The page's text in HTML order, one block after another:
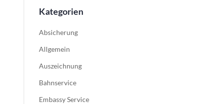
Kategorien
Absicherung
Allgemein
Auszeichnung
Bahnservice
Embassy Service